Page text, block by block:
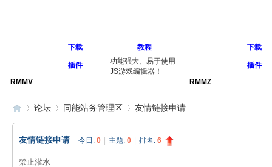
RMMV
下载 教程
插件
功能强大、易于使用
JS游戏编辑器！
RMMZ
下载
插件
同»
论坛 同能站务管理区 友情链接申请
友情链接申请 今日: 0 主题: 0 排名: 6
禁止灌水